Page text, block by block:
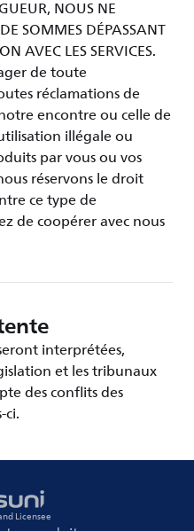
NOUS NE
SOMMES DÉPASSANT
AVEC LES SERVICES.
de toute
réclamations de
encontre ou celle de
illégale ou
par vous ou vos
réservons le droit
ce type de
de coopérer avec nous
interprétées,
et les tribunaux
des conflits des
ci.
Licensee